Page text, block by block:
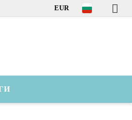
EUR